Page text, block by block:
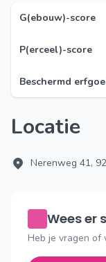
G(ebouw)-score
P(erceel)-score
Beschermd
Locatie
Nerenweg 41,
Wees er
Heb je vragen of